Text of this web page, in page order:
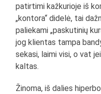
patirtimi kažkurioje iš
„kontora“ didelė, tai
paliekami „paskutinių
jog klientas tampa
sekasi, laimi visi, o vat
kaltas.
Žinoma, iš dalies